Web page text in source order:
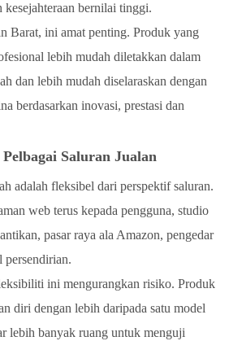
kesejahteraan bernilai tinggi.
Barat, ini amat penting. Produk yang
lebih mudah diletakkan dalam
dan lebih mudah diselaraskan dengan
berdasarkan inovasi, prestasi dan
Saluran Jualan
adalah fleksibel dari perspektif saluran.
web terus kepada pengguna, studio
pasar raya ala Amazon, pengedar
persendirian.
ini mengurangkan risiko. Produk
diri dengan lebih daripada satu model
lebih banyak ruang untuk menguji